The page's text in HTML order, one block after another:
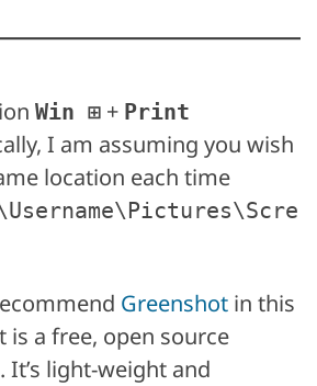
Win ⊞ + Print
I am assuming you wish
location each time
Greenshot in this
is a free, open source
light-weight and